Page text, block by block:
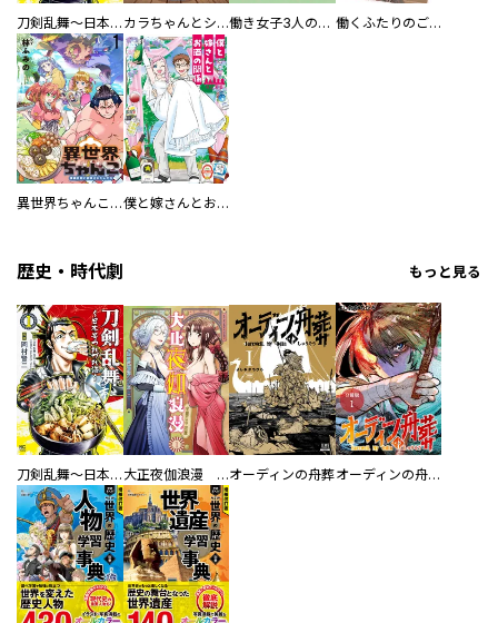
刀剣乱舞～日本号つれづれ酒～ カラちゃんとシトーさんと、 【分冊版】 働き女子3人のおうち晩酌 働くふたりのごほうび飯
異世界ちゃんこ～横綱目前に召喚されたんだが～ 【連載版】 僕と嫁さんとお酒の関係
歴史・時代劇 もっと見る
刀剣乱舞～日本号つれづれ酒～ 大正夜伽浪漫 －金曜日の花嫁—オーディンの舟葬 オーディンの舟葬 分冊版